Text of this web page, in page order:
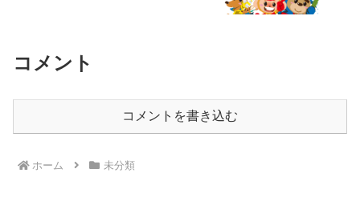
コメント
コメントを書き込む
ホーム 未分類